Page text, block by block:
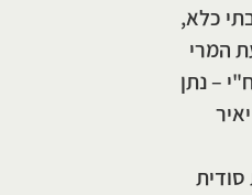
כלא,
המרי
– נתן